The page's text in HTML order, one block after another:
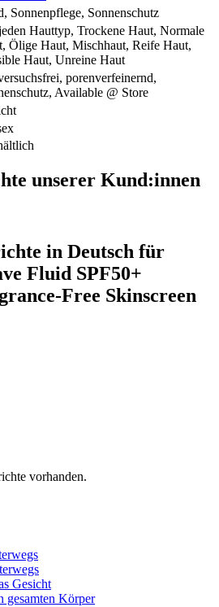
Sonnenpflege, Sonnenschutz
Hauttyp, Trockene Haut, Normale
Ölige Haut, Mischhaut, Reife Haut,
Haut, Unreine Haut
porenverfeinernd,
Available @ Store
unserer Kund:innen
in Deutsch für
Fluid SPF50+
Free Skinscreen
vorhanden.
Gesicht
gesamten Körper